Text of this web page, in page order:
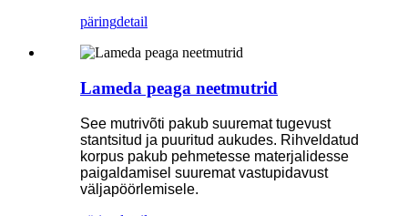
päringdetail
Lameda peaga neetmutrid
See mutrivõti pakub suuremat tugevust
stantsitud ja puuritud aukudes. Rihveldatud
korpus pakub pehmetesse materjalidesse
paigaldamisel suuremat vastupidavust
väljapöörlemisele.